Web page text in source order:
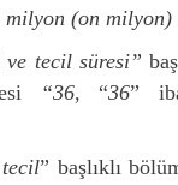
(on milyon)
tecil süresi”
“36, “36”
” başlıklı